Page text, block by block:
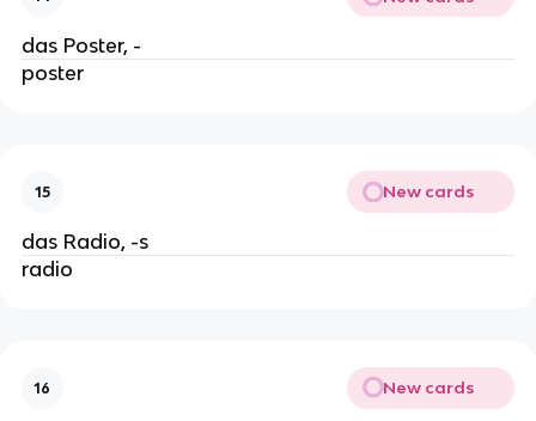
das Poster, -
poster
15 New cards
das Radio, -s
radio
16 New cards